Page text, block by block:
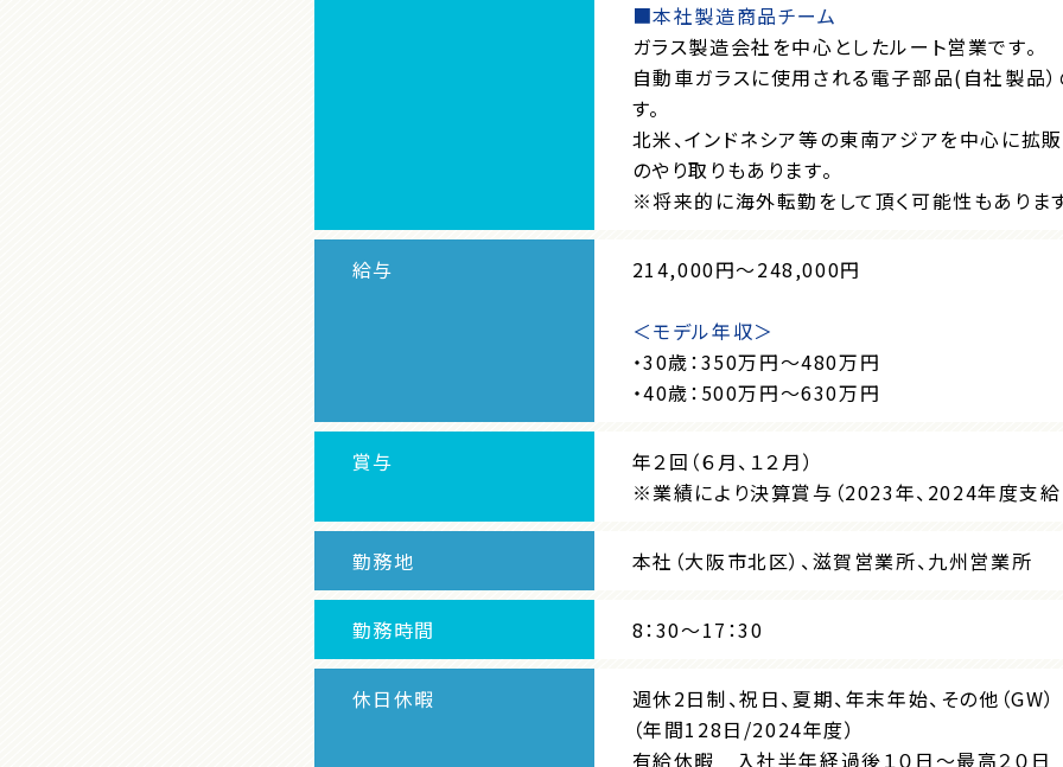
■本社製造商品チーム
ガラス製造会社を中心としたルート営業です。
自動車ガラスに使用される電子部品(自社製品
す。
北米、インドネシア等の東南アジアを中心に拡
のやり取りもあります。
※将来的に海外転勤をして頂く可能性もありま
給与 214,000円～248,000円
＜モデル年収＞
・30歳：350万円〜480万円
・40歳：500万円〜630万円
賞与
年２回（６月、１２月）
※業績により決算賞与（2023年、2024年度支給
勤務地 本社（大阪市北区）、滋賀営業所、九州営業所
勤務時間 8：30～17：30
休日休暇
週休2日制、祝日、夏期、年末年始、その他（GW）
（年間128日/2024年度）
有給休暇 入社半年経過後１０日～最高２０日